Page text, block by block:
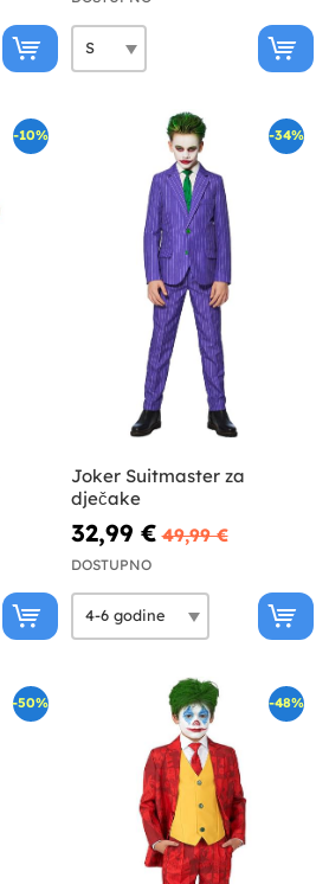
-10% -34%
Joker Suitmaster za
dječake
32,99 € 49,99 €
DOSTUPNO
-50% -48%